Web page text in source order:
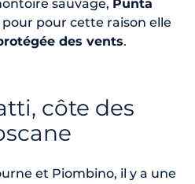
sauvage, Punta
pour pour cette raison elle
des vents.
côte des
et Piombino, il y a une